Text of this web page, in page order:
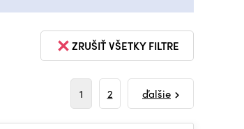
ZRUŠIŤ VŠETKY FILTRE
1 2 ďalšie